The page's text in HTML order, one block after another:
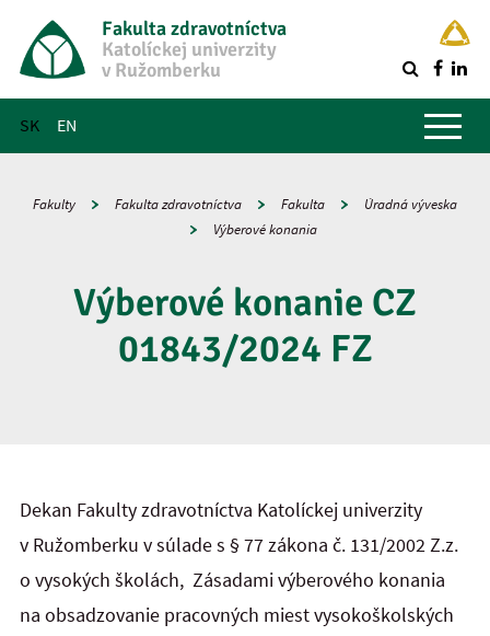
Fakulta zdravotníctva
Katolíckej univerzity
v Ružomberku
SK EN
Hlavné menu
Fakulty Fakulta zdravotníctva Fakulta
Úradná výveska
Výberové konania
Výberové konanie CZ
01843/2024 FZ
Dekan Fakulty zdravotníctva Katolíckej univerzity
v Ružomberku v súlade s § 77 zákona č. 131/2002 Z.z.
o vysokých školách, Zásadami výberového konania
na obsadzovanie pracovných miest vysokoškolských